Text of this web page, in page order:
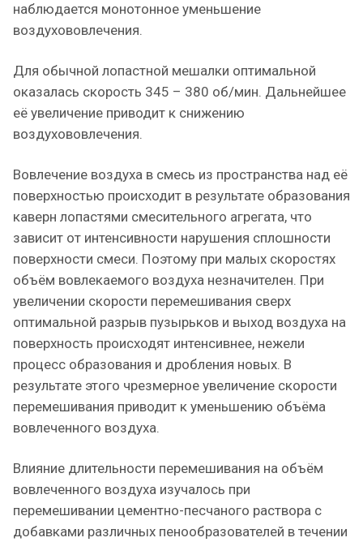
наблюдается монотонное уменьшение
воздухововлечения.
Для обычной лопастной мешалки оптимальной
оказалась скорость 345 – 380 об/мин. Дальнейшее
её увеличение приводит к снижению
воздухововлечения.
Вовлечение воздуха в смесь из пространства над её
поверхностью происходит в результате образования
каверн лопастями смесительного агрегата, что
зависит от интенсивности нарушения сплошности
поверхности смеси. Поэтому при малых скоростях
объём вовлекаемого воздуха незначителен. При
увеличении скорости перемешивания сверх
оптимальной разрыв пузырьков и выход воздуха на
поверхность происходят интенсивнее, нежели
процесс образования и дробления новых. В
результате этого чрезмерное увеличение скорости
перемешивания приводит к уменьшению объёма
вовлеченного воздуха.
Влияние длительности перемешивания на объём
вовлеченного воздуха изучалось при
перемешивании цементно-песчаного раствора с
добавками различных пенообразователей в течении